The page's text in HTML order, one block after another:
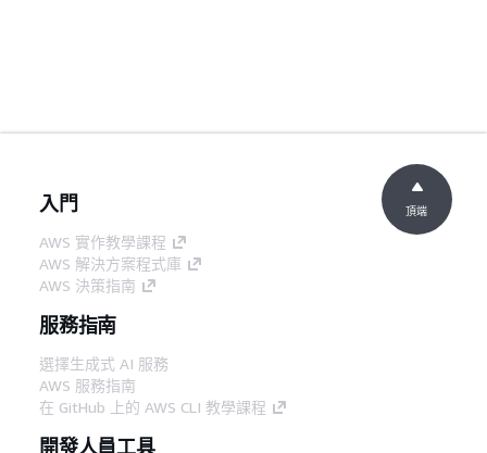
入門
AWS 實作教學課程
AWS 解決方案程式庫
AWS 決策指南
服務指南
選擇生成式 AI 服務
AWS 服務指南
在 GitHub 上的 AWS CLI 教學課程
開發人員工具
頂端